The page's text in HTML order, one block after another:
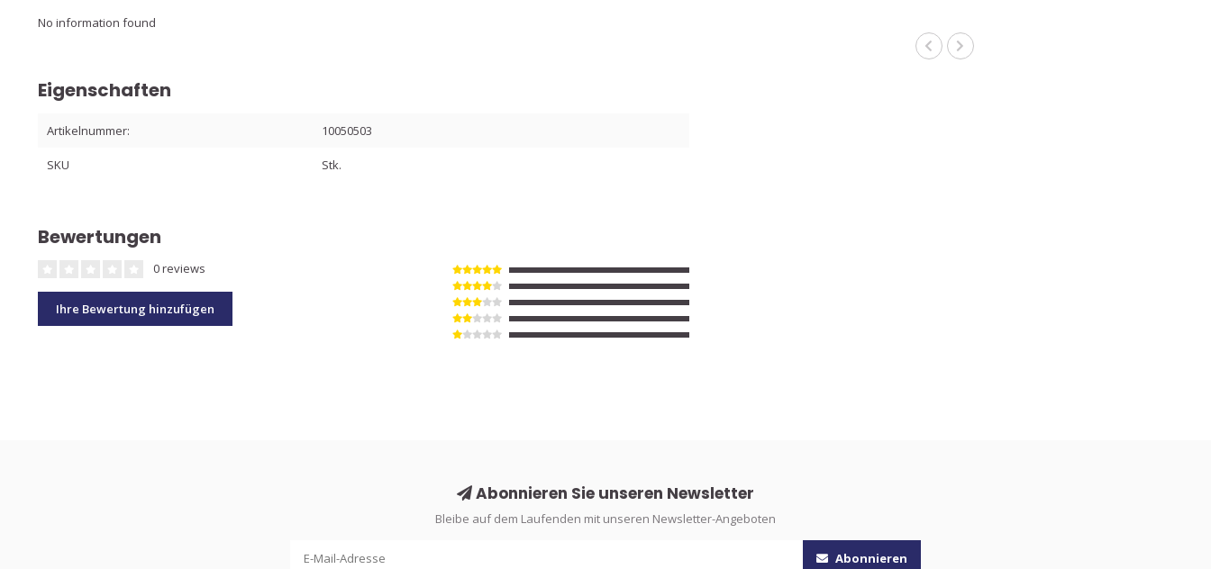
No information found
Eigenschaften
Artikelnummer: 10050503
SKU Stk.
Bewertungen
0 reviews
Ihre Bewertung hinzufügen
Abonnieren Sie unseren Newsletter
Bleibe auf dem Laufenden mit unseren Newsletter-Angeboten
Abonnieren